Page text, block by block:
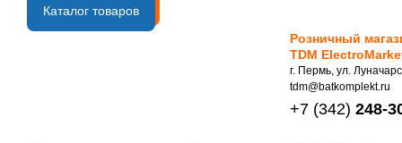
B2B портал
Каталог товаров
Розничный
TDM
г. Пермь, ул.
tdm@batkomplekt.ru
+7 (342) 248-